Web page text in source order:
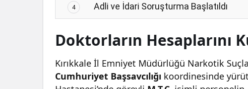
4 Adli ve İdari Soruşturma Başlatıldı
Doktorların Hesaplarını
Kırıkkale İl Emniyet Müdürlüğü Narkotik
Cumhuriyet Başsavcılığı koordinesinde